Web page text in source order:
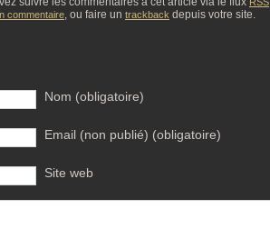
commentaire , ou faire un trackback depuis votre site.
Nom (obligatoire)
Email (non publié) (obligatoire)
Site web